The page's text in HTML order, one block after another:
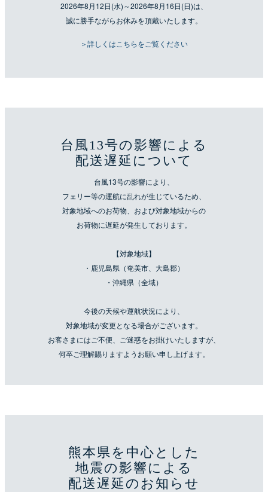
2026年8月12日(水)～2026年8月16日(日)は、
誠に勝手ながらお休みを頂戴いたします。
＞詳しくはこちらをご覧ください
台風13号の影響による
配送遅延について
台風13号の影響により、
フェリー等の運航に乱れが生じているため、
対象地域へのお荷物、および対象地域からの
お荷物に遅延が発生しております。
【対象地域】
・鹿児島県（奄美市、大島郡）
・沖縄県（全域）
今後の天候や運航状況により、
対象地域が変更となる場合がございます。
お客さまにはご不便、ご迷惑をお掛けいたしますが、
何卒ご理解賜りますようお願い申し上げます。
熊本県を中心とした
地震の影響による
配送遅延のお知らせ